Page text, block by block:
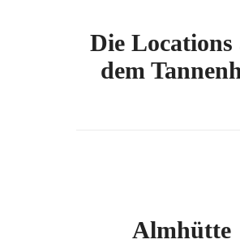
Die Locations
dem
Almhütte